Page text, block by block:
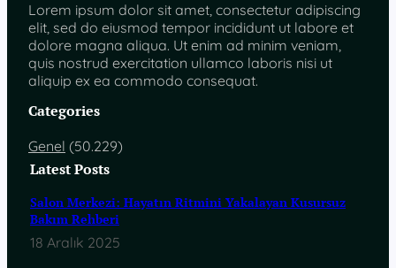
Lorem ipsum dolor sit amet, consectetur adipiscing
elit, sed do eiusmod tempor incididunt ut labore et
dolore magna aliqua. Ut enim ad minim veniam,
quis nostrud exercitation ullamco laboris nisi ut
aliquip ex ea commodo consequat.
Categories
Genel (50.229)
Latest Posts
Salon Merkezi: Hayatın Ritmini Yakalayan Kusursuz
Bakım Rehberi
18 Aralık 2025